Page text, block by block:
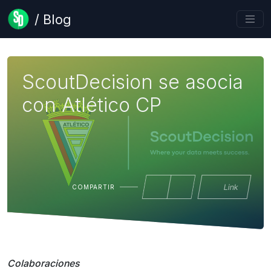
/ Blog
ScoutDecision se asocia
con Atlético CP
COMPARTIR Link
Colaboraciones